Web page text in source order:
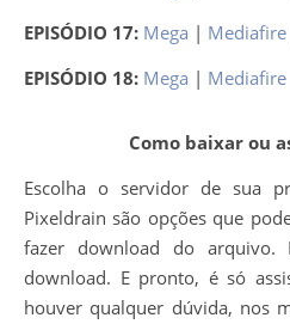
EPISÓDIO 17: Mega | Mediafire
EPISÓDIO 18: Mega | Mediafire
Como baixar ou
Escolha o servidor de sua
Pixeldrain são opções que
fazer download do arquivo.
download. E pronto, é só
houver qualquer dúvida, nos